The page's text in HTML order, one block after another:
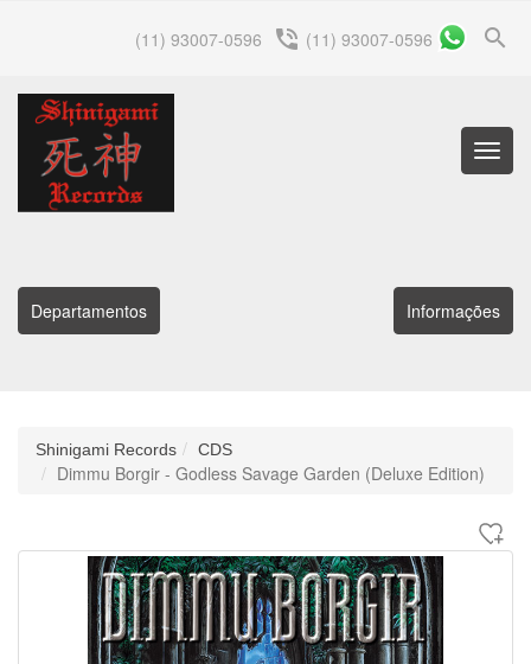
search
(11) 93007-0596 phone_in_talk (11) 93007-0596
Menu
Departamentos Informações
Shinigami Records CDS
Dimmu Borgir - Godless Savage Garden (Deluxe Edition)